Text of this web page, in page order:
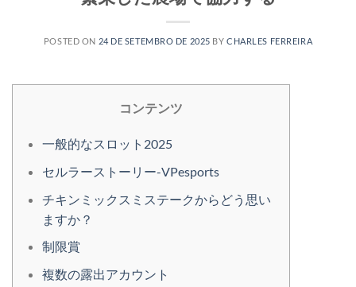
POSTED ON 24 DE SETEMBRO DE 2025 BYCHARLES FERREIRA
コンテンツ
一般的なスロット2025
セルラーストーリー-VPesports
チキンミックスミステークからどう思い
ますか？
制限賞
複数の露出アカウント